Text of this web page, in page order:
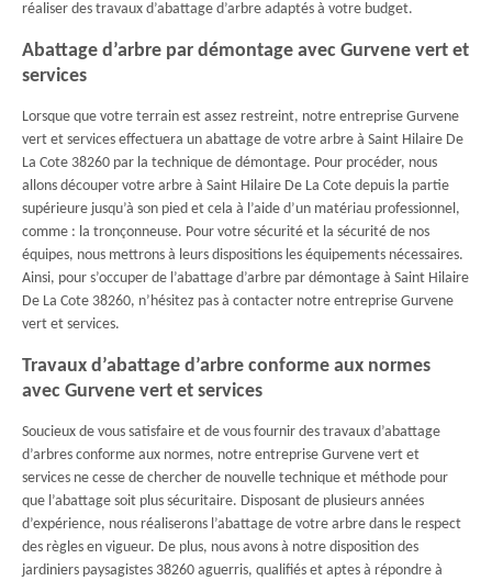
réaliser des travaux d’abattage d’arbre adaptés à votre budget.
Abattage d’arbre par démontage avec Gurvene vert et
services
Lorsque que votre terrain est assez restreint, notre entreprise Gurvene
vert et services effectuera un abattage de votre arbre à Saint Hilaire De
La Cote 38260 par la technique de démontage. Pour procéder, nous
allons découper votre arbre à Saint Hilaire De La Cote depuis la partie
supérieure jusqu’à son pied et cela à l’aide d’un matériau professionnel,
comme : la tronçonneuse. Pour votre sécurité et la sécurité de nos
équipes, nous mettrons à leurs dispositions les équipements nécessaires.
Ainsi, pour s’occuper de l’abattage d’arbre par démontage à Saint Hilaire
De La Cote 38260, n’hésitez pas à contacter notre entreprise Gurvene
vert et services.
Travaux d’abattage d’arbre conforme aux normes
avec Gurvene vert et services
Soucieux de vous satisfaire et de vous fournir des travaux d’abattage
d’arbres conforme aux normes, notre entreprise Gurvene vert et
services ne cesse de chercher de nouvelle technique et méthode pour
que l’abattage soit plus sécuritaire. Disposant de plusieurs années
d’expérience, nous réaliserons l’abattage de votre arbre dans le respect
des règles en vigueur. De plus, nous avons à notre disposition des
jardiniers paysagistes 38260 aguerris, qualifiés et aptes à répondre à